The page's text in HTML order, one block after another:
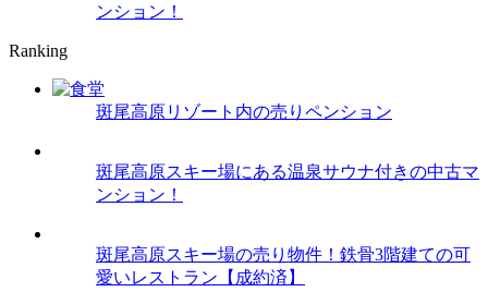
ンション！
Ranking
斑尾高原リゾート内の売りペンション
斑尾高原スキー場にある温泉サウナ付きの中古マ
ンション！
斑尾高原スキー場の売り物件！鉄骨3階建ての可
愛いレストラン【成約済】